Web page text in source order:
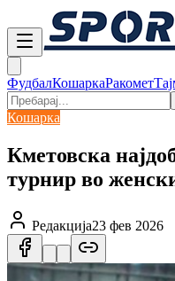
ФудбалКошаркаРакомет
Кошарка
Кметовска
турнир во
Редакција23 фев 2026